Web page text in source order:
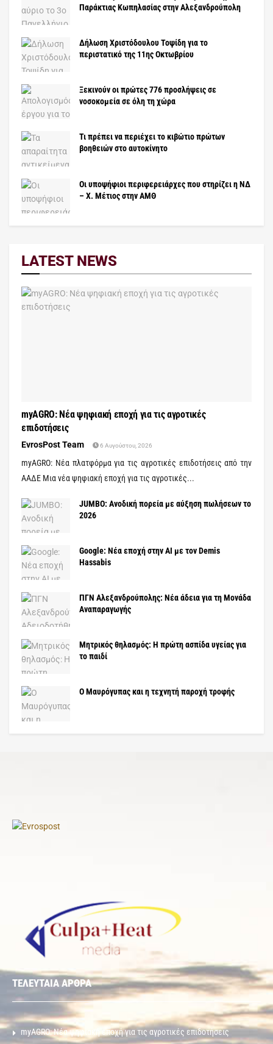
Παράκτιας Κωπηλασίας στην Αλεξανδρούπολη
Δήλωση Χριστόδουλου Τοψίδη για το
περιστατικό της 11ης Οκτωβρίου
Ξεκινούν οι πρώτες 776 προσλήψεις σε
νοσοκομεία σε όλη τη χώρα
Τι πρέπει να περιέχει το κιβώτιο πρώτων
βοηθειών στο αυτοκίνητο
Οι υποψήφιοι περιφερειάρχες που στηρίζει η ΝΔ
– X. Μέτιος στην ΑΜΘ
LATEST NEWS
myAGRO: Νέα ψηφιακή εποχή για τις αγροτικές
επιδοτήσεις
EvrosPost Team 6 Αυγούστου, 2026
myAGRO: Νέα πλατφόρμα για τις αγροτικές επιδοτήσεις από την
ΑΑΔΕ Μια νέα ψηφιακή εποχή για τις αγροτικές...
JUMBO: Ανοδική πορεία με αύξηση πωλήσεων το
2026
Google: Νέα εποχή στην AI με τον Demis
Hassabis
ΠΓΝ Αλεξανδρούπολης: Νέα άδεια για τη Μονάδα
Αναπαραγωγής
Μητρικός θηλασμός: Η πρώτη ασπίδα υγείας για
το παιδί
Ο Μαυρόγυπας και η τεχνητή παροχή τροφής
ΤΕΛΕΥΤΑΙΑ ΑΡΘΡΑ
myAGRO: Νέα ψηφιακή εποχή για τις αγροτικές επιδοτήσεις